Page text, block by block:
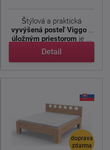
Štýlová a praktická
vyvýšená posteľ Viggo s
úložným priestorom je ...
Detail
doprava
zdarma